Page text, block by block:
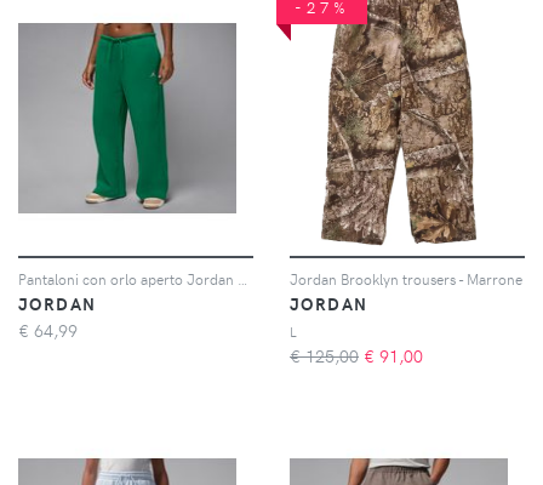
JORDAN
€ 64,99
-27%
Jordan Brooklyn trousers - Marrone
JORDAN
L
€ 125,00 € 91,00